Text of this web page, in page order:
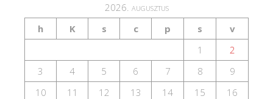
2026. augusztus
h
K s c p s
v
1
2
3
4 5 6 7 8
9
10
11 12 13 14 15
16